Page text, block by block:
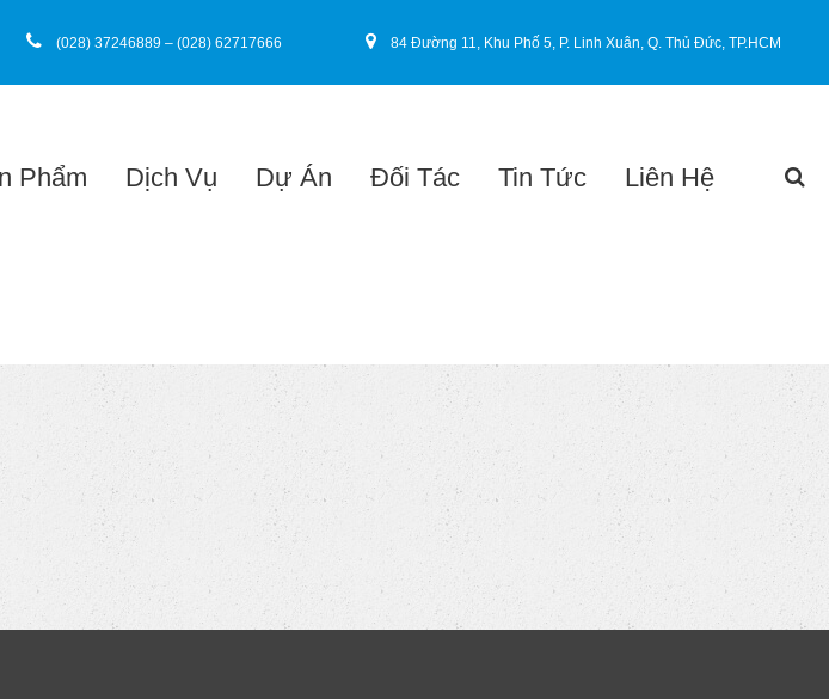
(028) 37246889 – (028) 62717666 84 Đường 11, Khu Phố 5, P. Linh Xuân, Q. Thủ Đức, TP.HCM
Phẩm Dịch Vụ Dự Án Đối Tác Tin Tức Liên Hệ